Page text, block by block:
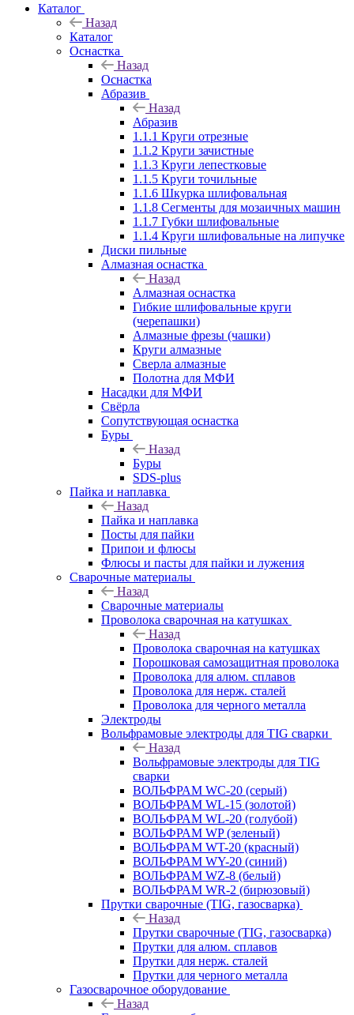
Каталог
Назад
Каталог
Оснастка
Назад
Оснастка
Абразив
Назад
Абразив
1.1.1 Круги отрезные
1.1.2 Круги зачистные
1.1.3 Круги лепестковые
1.1.5 Круги точильные
1.1.6 Шкурка шлифовальная
1.1.8 Сегменты для мозаичных машин
1.1.7 Губки шлифовальные
1.1.4 Круги шлифовальные на липучке
Диски пильные
Алмазная оснастка
Назад
Алмазная оснастка
Гибкие шлифовальные круги
(черепашки)
Алмазные фрезы (чашки)
Круги алмазные
Сверла алмазные
Полотна для МФИ
Насадки для МФИ
Свёрла
Сопутствующая оснастка
Буры
Назад
Буры
SDS-plus
Пайка и наплавка
Назад
Пайка и наплавка
Посты для пайки
Припои и флюсы
Флюсы и пасты для пайки и лужения
Сварочные материалы
Назад
Сварочные материалы
Проволока сварочная на катушках
Назад
Проволока сварочная на катушках
Порошковая самозащитная проволока
Проволока для алюм. сплавов
Проволока для нерж. сталей
Проволока для черного металла
Электроды
Вольфрамовые электроды для TIG сварки
Назад
Вольфрамовые электроды для TIG
сварки
ВОЛЬФРАМ WC-20 (серый)
ВОЛЬФРАМ WL-15 (золотой)
ВОЛЬФРАМ WL-20 (голубой)
ВОЛЬФРАМ WP (зеленый)
ВОЛЬФРАМ WT-20 (красный)
ВОЛЬФРАМ WY-20 (синий)
ВОЛЬФРАМ WZ-8 (белый)
ВОЛЬФРАМ WR-2 (бирюзовый)
Прутки сварочные (TIG, газосварка)
Назад
Прутки сварочные (TIG, газосварка)
Прутки для алюм. сплавов
Прутки для нерж. сталей
Прутки для черного металла
Газосварочное оборудование
Назад